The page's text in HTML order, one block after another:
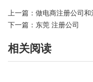
上一篇： 做电商注册公司和
下一篇： 东莞 注册公司
相关阅读